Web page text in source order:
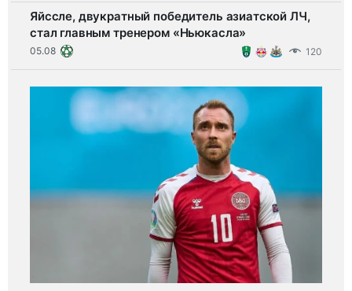
Яйссле, двукратный победитель азиатской ЛЧ,
стал главным тренером «Ньюкасла»
05.08 120